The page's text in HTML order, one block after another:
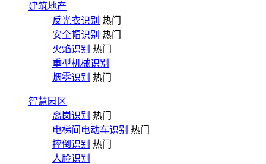
建筑地产
反光衣识别 热门
安全帽识别 热门
火焰识别 热门
重型机械识别
烟雾识别 热门
智慧园区
离岗识别 热门
电梯间电动车识别 热门
摔倒识别 热门
人脸识别